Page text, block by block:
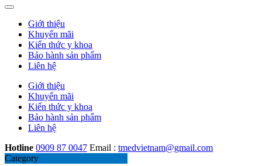
Giới thiệu
Khuyến mãi
Kiến thức y khoa
Bảo hành sản phẩm
Liên hệ
Giới thiệu
Khuyến mãi
Kiến thức y khoa
Bảo hành sản phẩm
Liên hệ
Hotline 0909 87 0047 Email : tmedvietnam@gmail.com
Category